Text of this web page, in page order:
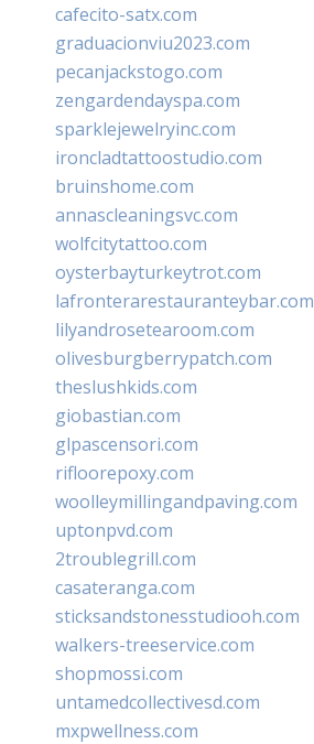
cafecito-satx.com
graduacionviu2023.com
pecanjackstogo.com
zengardendayspa.com
sparklejewelryinc.com
ironcladtattoostudio.com
bruinshome.com
annascleaningsvc.com
wolfcitytattoo.com
oysterbayturkeytrot.com
lafronterarestauranteybar.com
lilyandrosetearoom.com
olivesburgberrypatch.com
theslushkids.com
giobastian.com
glpascensori.com
rifloorepoxy.com
woolleymillingandpaving.com
uptonpvd.com
2troublegrill.com
casateranga.com
sticksandstonesstudiooh.com
walkers-treeservice.com
shopmossi.com
untamedcollectivesd.com
mxpwellness.com